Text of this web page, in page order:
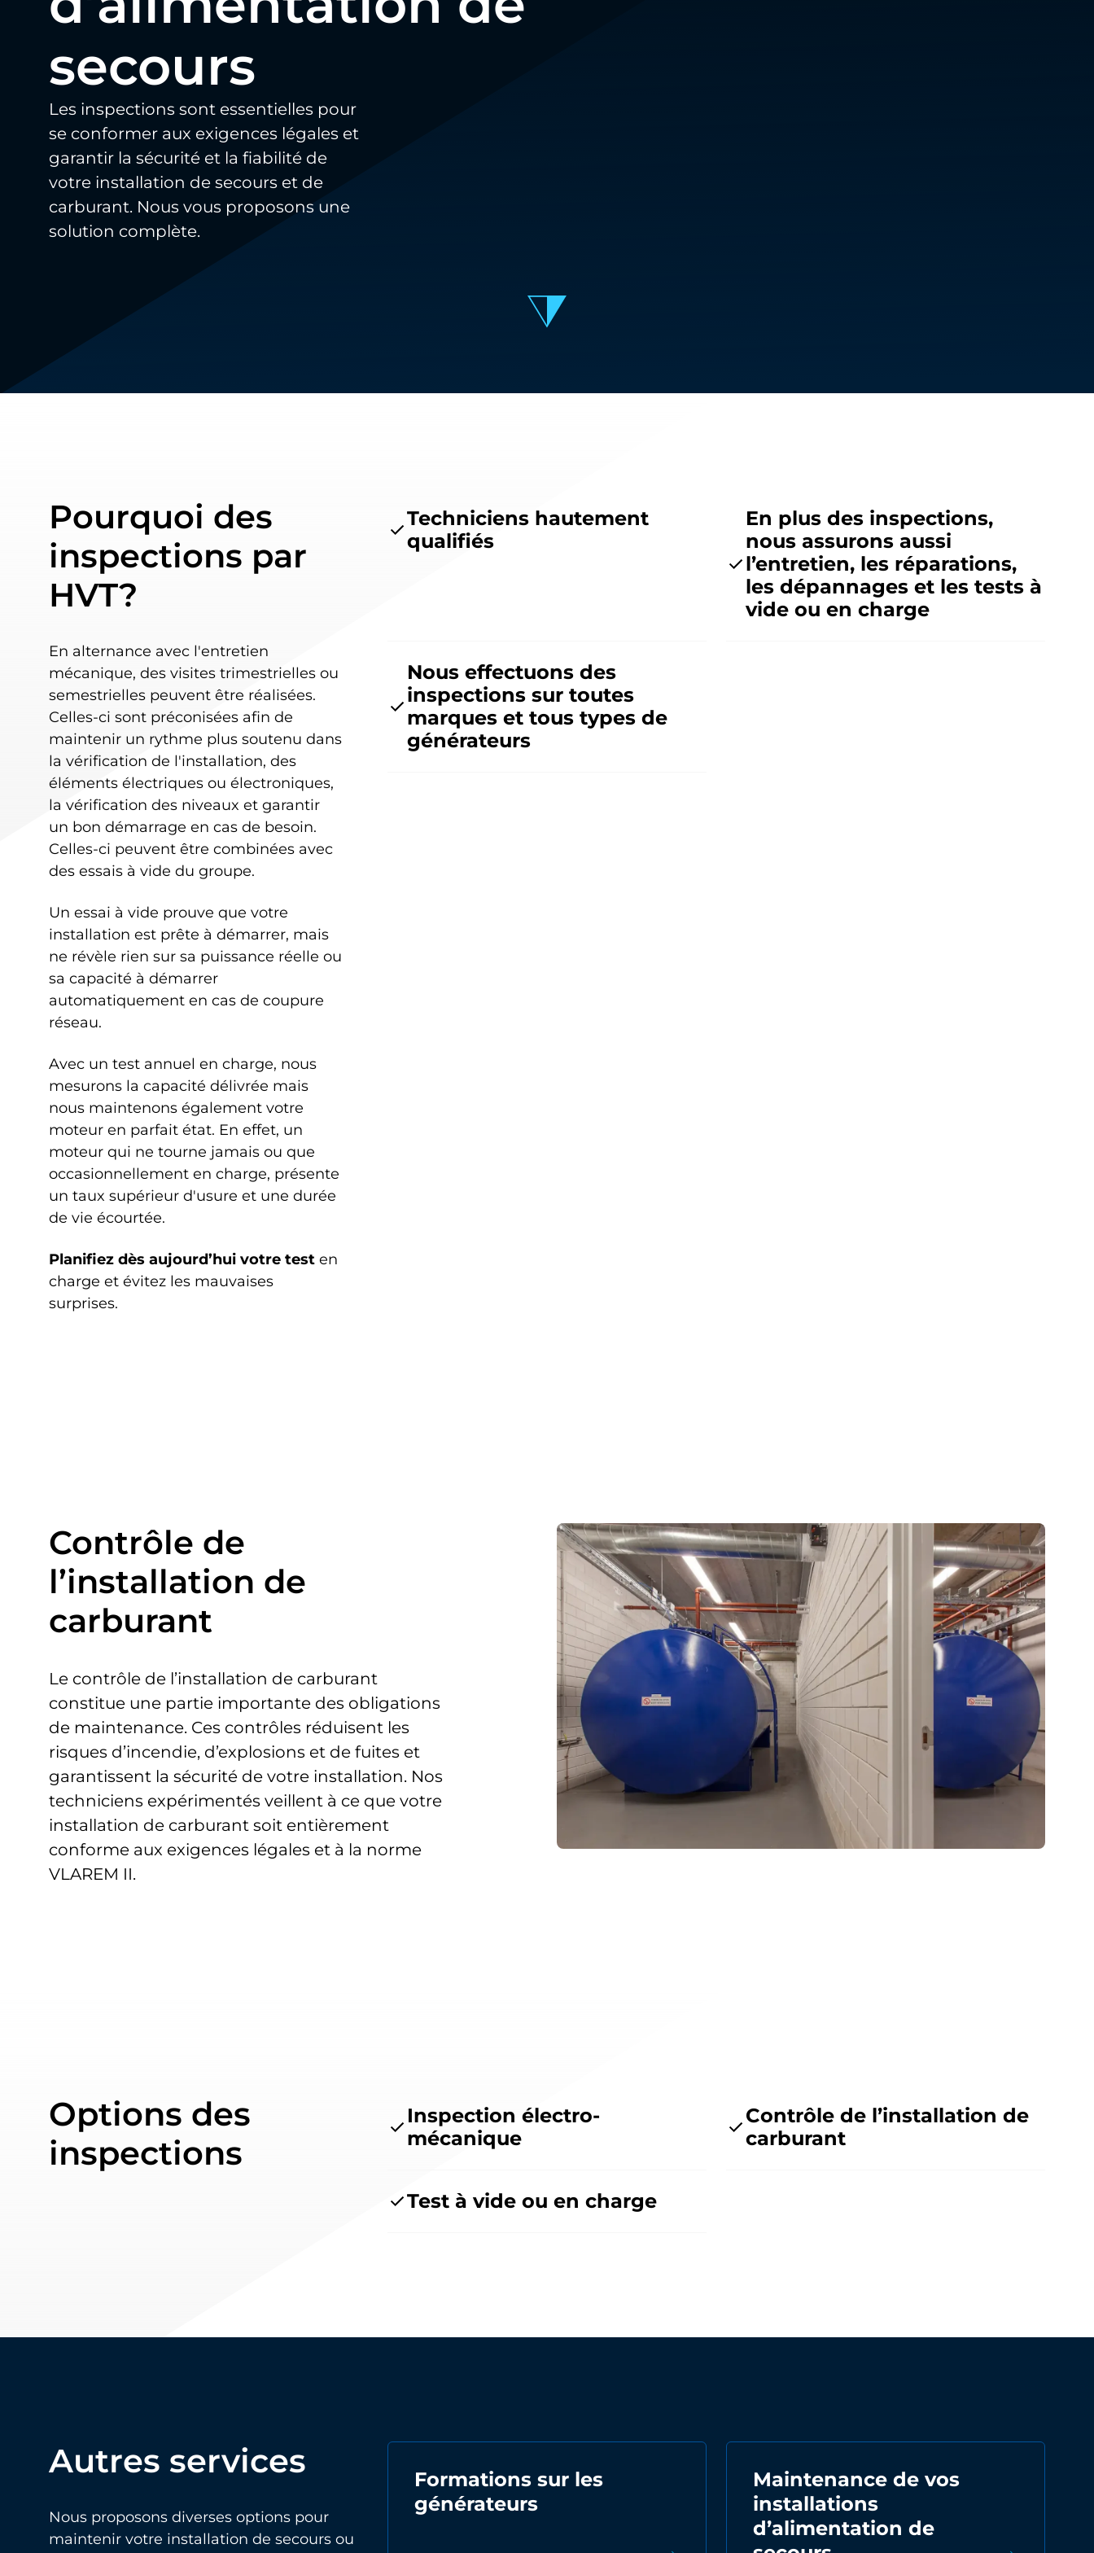
secours
Les inspections sont essentielles pour
se conformer aux exigences légales et
garantir la sécurité et la fiabilité de
votre installation de secours et de
carburant. Nous vous proposons une
solution complète.
Pourquoi des
inspections par
HVT?
En alternance avec l'entretien
mécanique, des visites trimestrielles ou
semestrielles peuvent être réalisées.
Celles-ci sont préconisées afin de
maintenir un rythme plus soutenu dans
la vérification de l'installation, des
éléments électriques ou électroniques,
la vérification des niveaux et garantir
un bon démarrage en cas de besoin.
Celles-ci peuvent être combinées avec
des essais à vide du groupe.
Un essai à vide prouve que votre
installation est prête à démarrer, mais
ne révèle rien sur sa puissance réelle ou
sa capacité à démarrer
automatiquement en cas de coupure
réseau.
Avec un test annuel en charge, nous
mesurons la capacité délivrée mais
nous maintenons également votre
moteur en parfait état. En effet, un
moteur qui ne tourne jamais ou que
occasionnellement en charge, présente
un taux supérieur d'usure et une durée
de vie écourtée.
Planifiez dès aujourd’hui votre test en
charge et évitez les mauvaises
surprises.
Techniciens hautement
qualifiés
En plus des inspections,
nous assurons aussi
l’entretien, les réparations,
les dépannages et les tests à
vide ou en charge
Nous effectuons des
inspections sur toutes
marques et tous types de
générateurs
Contrôle de
l’installation de
carburant
Le contrôle de l’installation de carburant
constitue une partie importante des obligations
de maintenance. Ces contrôles réduisent les
risques d’incendie, d’explosions et de fuites et
garantissent la sécurité de votre installation. Nos
techniciens expérimentés veillent à ce que votre
installation de carburant soit entièrement
conforme aux exigences légales et à la norme
VLAREM II.
Options des
inspections
Inspection électro-
mécanique
Contrôle de l’installation de
carburant
Test à vide ou en charge
Autres services
Nous proposons diverses options pour
maintenir votre installation de secours ou
Formations sur les
générateurs
Maintenance de vos
installations
d’alimentation de